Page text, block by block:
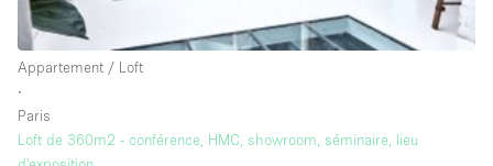
Begane grond
Beveiligingssysteem
Daglicht
Appartement / Loft
∙
Paris
Loft de 360m2 - conférence, HMC, showroom, séminaire, lieu